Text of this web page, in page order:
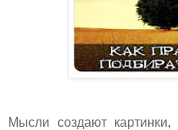
Мысли создают